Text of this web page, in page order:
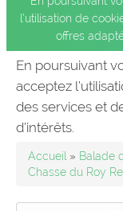
l’utilisation de
offres
En poursuivant
acceptez
des services et
d’intérêts.
Accueil » Balade
Chasse du Roy